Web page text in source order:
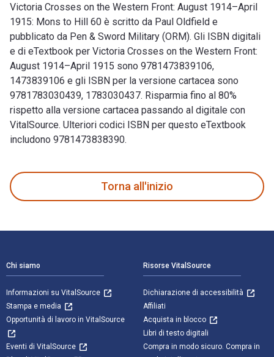
Victoria Crosses on the Western Front: August 1914–April
1915: Mons to Hill 60 è scritto da Paul Oldfield e
pubblicato da Pen & Sword Military (ORM). Gli ISBN digitali
e di eTextbook per Victoria Crosses on the Western Front:
August 1914–April 1915 sono 9781473839106,
1473839106 e gli ISBN per la versione cartacea sono
9781783030439, 1783030437. Risparmia fino al 80%
rispetto alla versione cartacea passando al digitale con
VitalSource. Ulteriori codici ISBN per questo eTextbook
includono 9781473838390.
Torna all'inizio
Chi siamo
Informazioni su VitalSource
Stampa e media
Opportunità di lavoro in VitalSource
Eventi di VitalSource
Risorse VitalSource
Dichiarazione di accessibilità
Affiliati
Acquista in blocco
Libri di testo digitali
Compra in modo sicuro. Compra in